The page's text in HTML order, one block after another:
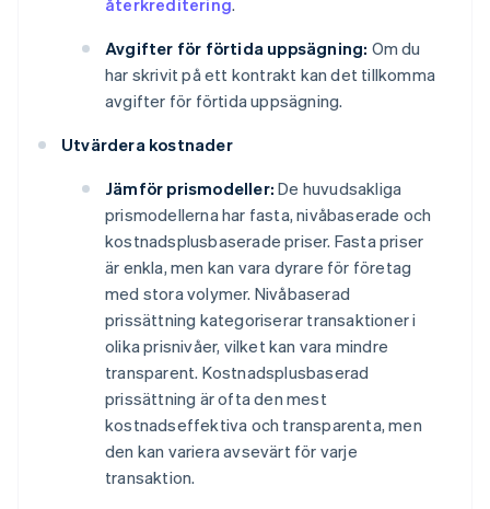
återkreditering.
Avgifter för förtida uppsägning: Om du
har skrivit på ett kontrakt kan det tillkomma
avgifter för förtida uppsägning.
Utvärdera kostnader
Jämför prismodeller: De huvudsakliga
prismodellerna har fasta, nivåbaserade och
kostnadsplusbaserade priser. Fasta priser
är enkla, men kan vara dyrare för företag
med stora volymer. Nivåbaserad
prissättning kategoriserar transaktioner i
olika prisnivåer, vilket kan vara mindre
transparent. Kostnadsplusbaserad
prissättning är ofta den mest
kostnadseffektiva och transparenta, men
den kan variera avsevärt för varje
transaktion.